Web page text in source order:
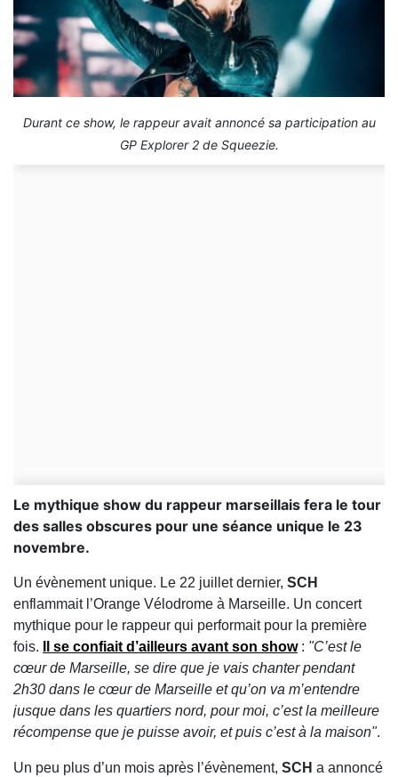
Durant ce show, le rappeur avait annoncé sa participation au
GP Explorer 2 de Squeezie.
Le mythique show du rappeur marseillais fera le tour
des salles obscures pour une séance unique le 23
novembre.
Un évènement unique. Le 22 juillet dernier, SCH
enflammait l’Orange Vélodrome à Marseille. Un concert
mythique pour le rappeur qui performait pour la première
fois.
Il se confiait d’ailleurs avant son show: "C’est le
cœur de Marseille, se dire que je vais chanter pendant
2h30 dans le cœur de Marseille et qu’on va m’entendre
jusque dans les quartiers nord, pour moi, c’est la meilleure
récompense que je puisse avoir, et puis c’est à la maison".
Un peu plus d’un mois après l’évènement, SCH a annoncé